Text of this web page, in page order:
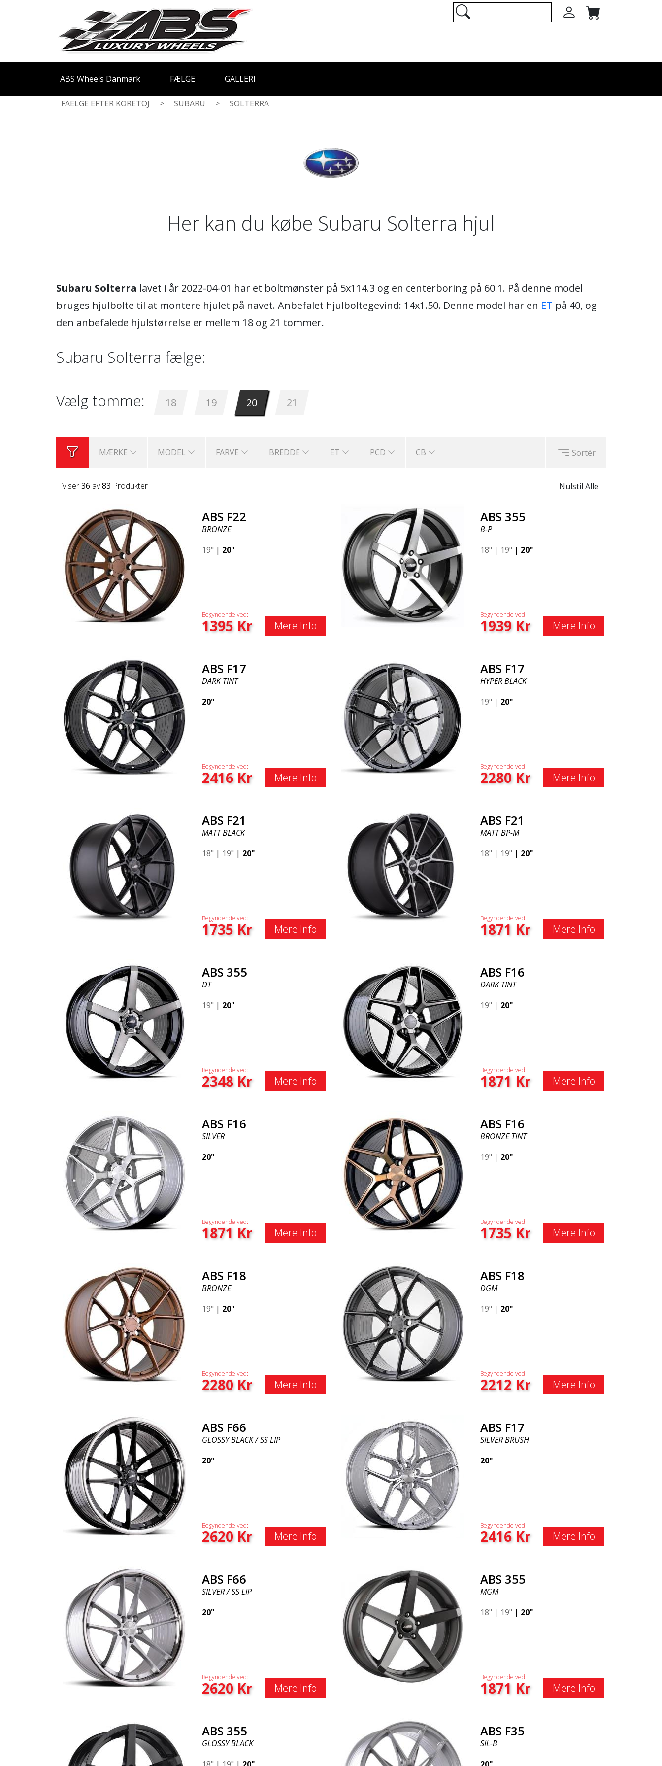
ABS Wheels Danmark FÆLGE GALLERI
FAELGE EFTER KORETOJ > SUBARU > SOLTERRA
Her kan du købe Subaru Solterra hjul
Subaru Solterra lavet i år 2022-04-01 har et boltmønster på 5x114.3 og en centerboring på 60.1. På denne model
bruges hjulbolte til at montere hjulet på navet. Anbefalet hjulboltegevind: 14x1.50. Denne model har en ET på 40, og
den anbefalede hjulstørrelse er mellem 18 og 21 tommer.
Subaru Solterra fælge:
Vælg tomme: 18 19 20 21
MÆRKE MODEL FARVE BREDDE ET PCD CB Sortér
Nulstil Alle
Viser36 av83 Produkter
ABS F22
BRONZE
19" | 20"
Begyndende ved:
1395Kr Mere Info
ABS 355
B-P
18" | 19" | 20"
Begyndende ved:
1939Kr Mere Info
ABS F17
DARK TINT
20"
Begyndende ved:
2416Kr Mere Info
ABS F17
HYPER BLACK
19" | 20"
Begyndende ved:
2280Kr Mere Info
ABS F21
MATT BLACK
18" | 19" | 20"
Begyndende ved:
1735Kr Mere Info
ABS F21
MATT BP-M
18" | 19" | 20"
Begyndende ved:
1871 Kr Mere Info
ABS 355
DT
19" | 20"
Begyndende ved:
2348Kr Mere Info
ABS F16
DARK TINT
19" | 20"
Begyndende ved:
1871 Kr Mere Info
ABS F16
SILVER
20"
Begyndende ved:
1871 Kr Mere Info
ABS F16
BRONZE TINT
19" | 20"
Begyndende ved:
1735Kr Mere Info
ABS F18
BRONZE
19" | 20"
Begyndende ved:
2280Kr Mere Info
ABS F18
DGM
19" | 20"
Begyndende ved:
2212Kr Mere Info
ABS F66
GLOSSY BLACK / SS LIP
20"
Begyndende ved:
2620Kr Mere Info
ABS F17
SILVER BRUSH
20"
Begyndende ved:
2416Kr Mere Info
ABS F66
SILVER / SS LIP
20"
Begyndende ved:
2620Kr Mere Info
ABS 355
MGM
18" | 19" | 20"
Begyndende ved:
1871 Kr Mere Info
ABS 355
GLOSSY BLACK
ABS F35
SIL-B